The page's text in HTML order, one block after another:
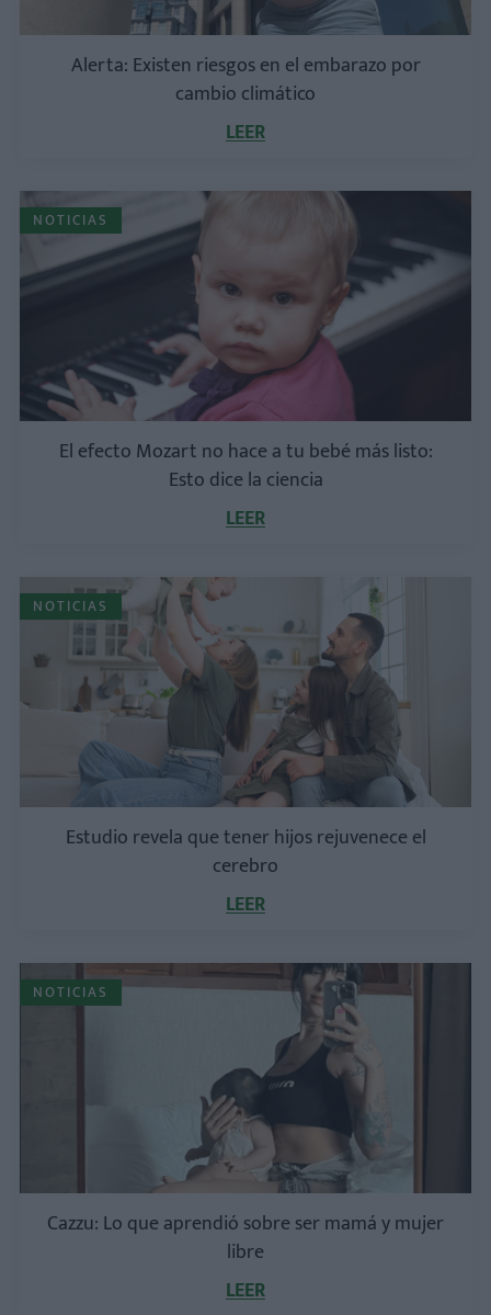
Alerta: Existen riesgos en el embarazo por
cambio climático
LEER
NOTICIAS
El efecto Mozart no hace a tu bebé más listo:
Esto dice la ciencia
LEER
NOTICIAS
Estudio revela que tener hijos rejuvenece el
cerebro
LEER
NOTICIAS
Cazzu: Lo que aprendió sobre ser mamá y mujer
libre
LEER